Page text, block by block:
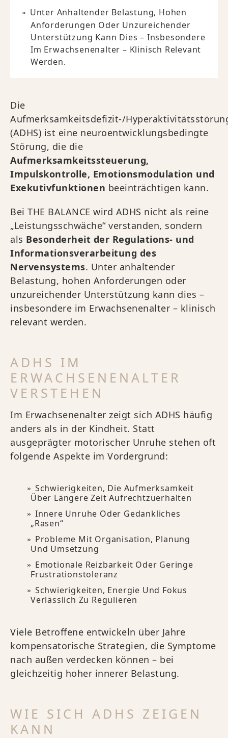
Unter Anhaltender Belastung, Hohen
Anforderungen Oder Unzureichender
Unterstützung Kann Dies – Insbesondere
Im Erwachsenenalter – Klinisch Relevant
Werden.
Die
Aufmerksamkeitsdefizit-/
(ADHS) ist eine neuroentwicklungsbedingte
Störung, die die
Aufmerksamkeitssteuerung,
Impulskontrolle, Emotionsmodulation und
Exekutivfunktionen beeinträchtigen kann.
Bei THE BALANCE wird ADHS nicht als reine
„Leistungsschwäche“ verstanden, sondern
als Besonderheit der Regulations- und
Informationsverarbeitung des
Nervensystems. Unter anhaltender
Belastung, hohen Anforderungen oder
unzureichender Unterstützung kann dies –
insbesondere im Erwachsenenalter – klinisch
relevant werden.
ADHS IM
ERWACHSENENALTER
VERSTEHEN
Im Erwachsenenalter zeigt sich ADHS häufig
anders als in der Kindheit. Statt
ausgeprägter motorischer Unruhe stehen oft
folgende Aspekte im Vordergrund:
Schwierigkeiten, Die Aufmerksamkeit
Über Längere Zeit Aufrechtzuerhalten
Innere Unruhe Oder Gedankliches
„Rasen“
Probleme Mit Organisation, Planung
Und Umsetzung
Emotionale Reizbarkeit Oder Geringe
Frustrationstoleranz
Schwierigkeiten, Energie Und Fokus
Verlässlich Zu Regulieren
Viele Betroffene entwickeln über Jahre
kompensatorische Strategien, die Symptome
nach außen verdecken können – bei
gleichzeitig hoher innerer Belastung.
WIE SICH ADHS ZEIGEN
KANN